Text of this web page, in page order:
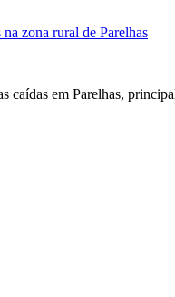
zona rural de Parelhas
caídas em Parelhas,